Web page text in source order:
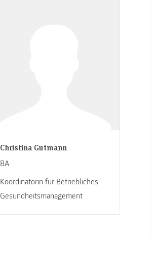
Christina Gutmann
BA
Koordinatorin für Betriebliches
Gesundheitsmanagement